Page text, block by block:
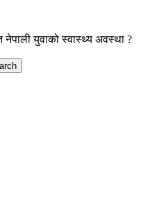
युवाको स्वास्थ्य अवस्था ?